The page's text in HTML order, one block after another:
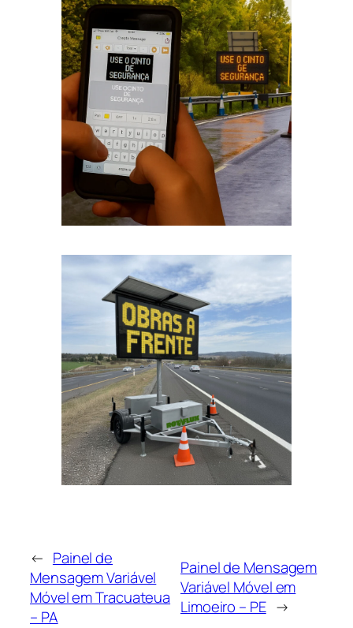
← Painel de
Mensagem Variável
Móvel em Tracuateua
– PA
Painel de Mensagem
Variável Móvel em
Limoeiro – PE →